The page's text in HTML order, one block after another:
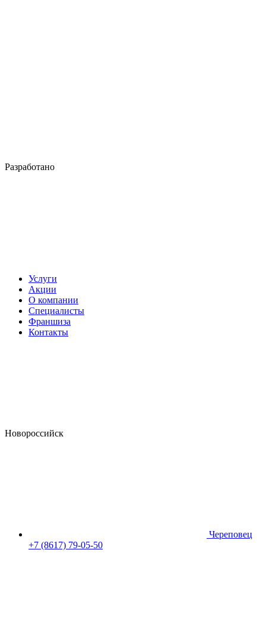
Разработано
Услуги
Акции
О компании
Специалисты
Франшиза
Контакты
Новороссийск
Череповец
+7 (8617) 79-05-50